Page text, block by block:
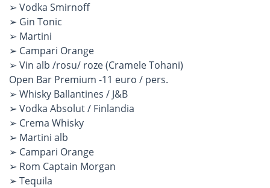
➢ Vodka Smirnoff
➢ Gin Tonic
➢ Martini
➢ Campari Orange
➢ Vin alb /rosu/ roze (Cramele Tohani)
Open Bar Premium -11 euro / pers.
➢ Whisky Ballantines / J&B
➢ Vodka Absolut / Finlandia
➢ Crema Whisky
➢ Martini alb
➢ Campari Orange
➢ Rom Captain Morgan
➢ Tequila